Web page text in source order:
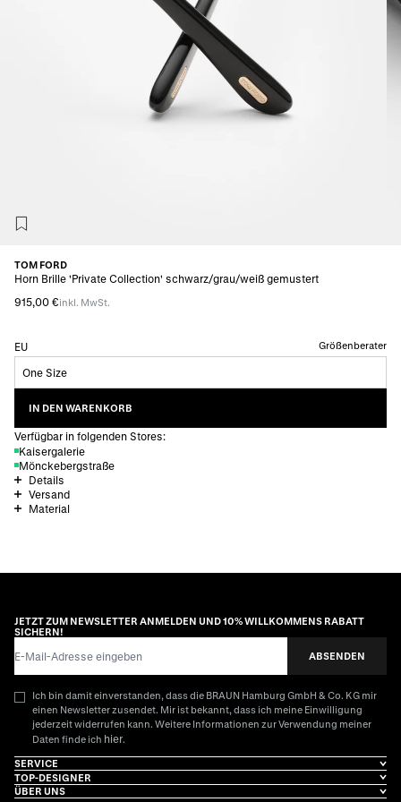
TOM FORD
Horn Brille 'Private Collection' schwarz/grau/weiß gemustert
915,00 €inkl. MwSt.
EU Größenberater
One Size
IN DEN WARENKORB
Verfügbar in folgenden Stores:
Kaisergalerie
Mönckebergstraße
Details
Versand
Material
JETZT ZUM NEWSLETTER ANMELDEN UND 10% WILLKOMMENS RABATT
SICHERN!
ABSENDEN
Ich bin damit einverstanden, dass die BRAUN Hamburg GmbH & Co. KG mir
einen Newsletter zusendet. Mir ist bekannt, dass ich meine Einwilligung
jederzeit widerrufen kann. Weitere Informationen zur Verwendung meiner
Daten finde ich hier.
SERVICE
TOP-DESIGNER
ÜBER UNS